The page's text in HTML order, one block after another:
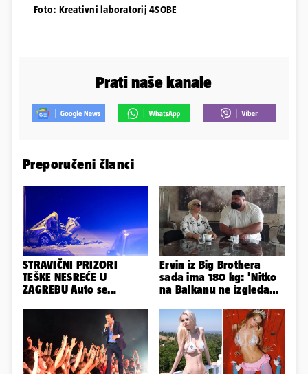
Foto: Kreativni laboratorij 4SOBE
Prati naše kanale
Preporučeni članci
STRAVIČNI PRIZORI
TEŠKE NESREĆE U
ZAGREBU Auto se
Ervin iz Big Brothera
sada ima 180 kg: 'Nitko
na Balkanu ne izgleda